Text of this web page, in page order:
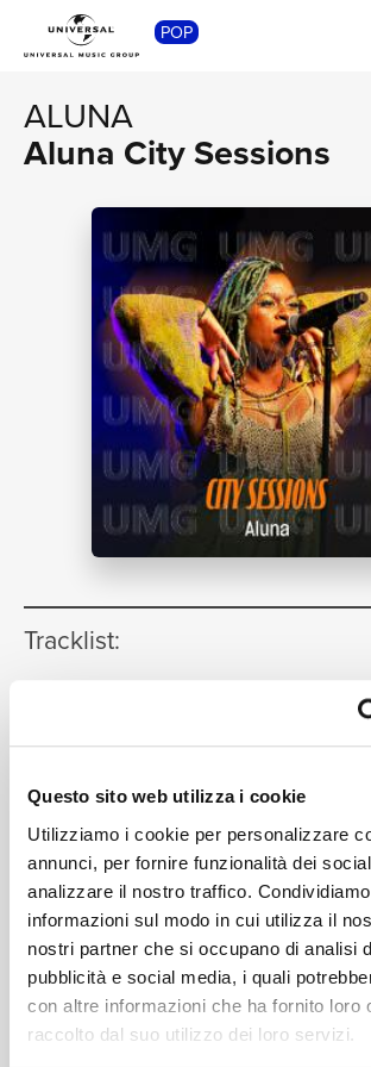
Questo sito web utilizza i cookie
Utilizziamo i cookie per personalizzare
annunci, per fornire funzionalità dei
analizzare il nostro traffico.
informazioni sul modo in cui utilizza il
nostri partner che si occupano di analisi
pubblicità e social media, i quali
con altre informazioni che ha fornito loro
raccolto dal suo utilizzo dei loro servizi.
POP
ALUNA
Aluna City Sessions
Tracklist:
Aluna, TSHA
3 Running Blind - City Sessions
(Live)
Aluna, Tchami, Kareen Lomax
4 Underwater - City Sessions
Aluna, Route 94
TOUR
CHI